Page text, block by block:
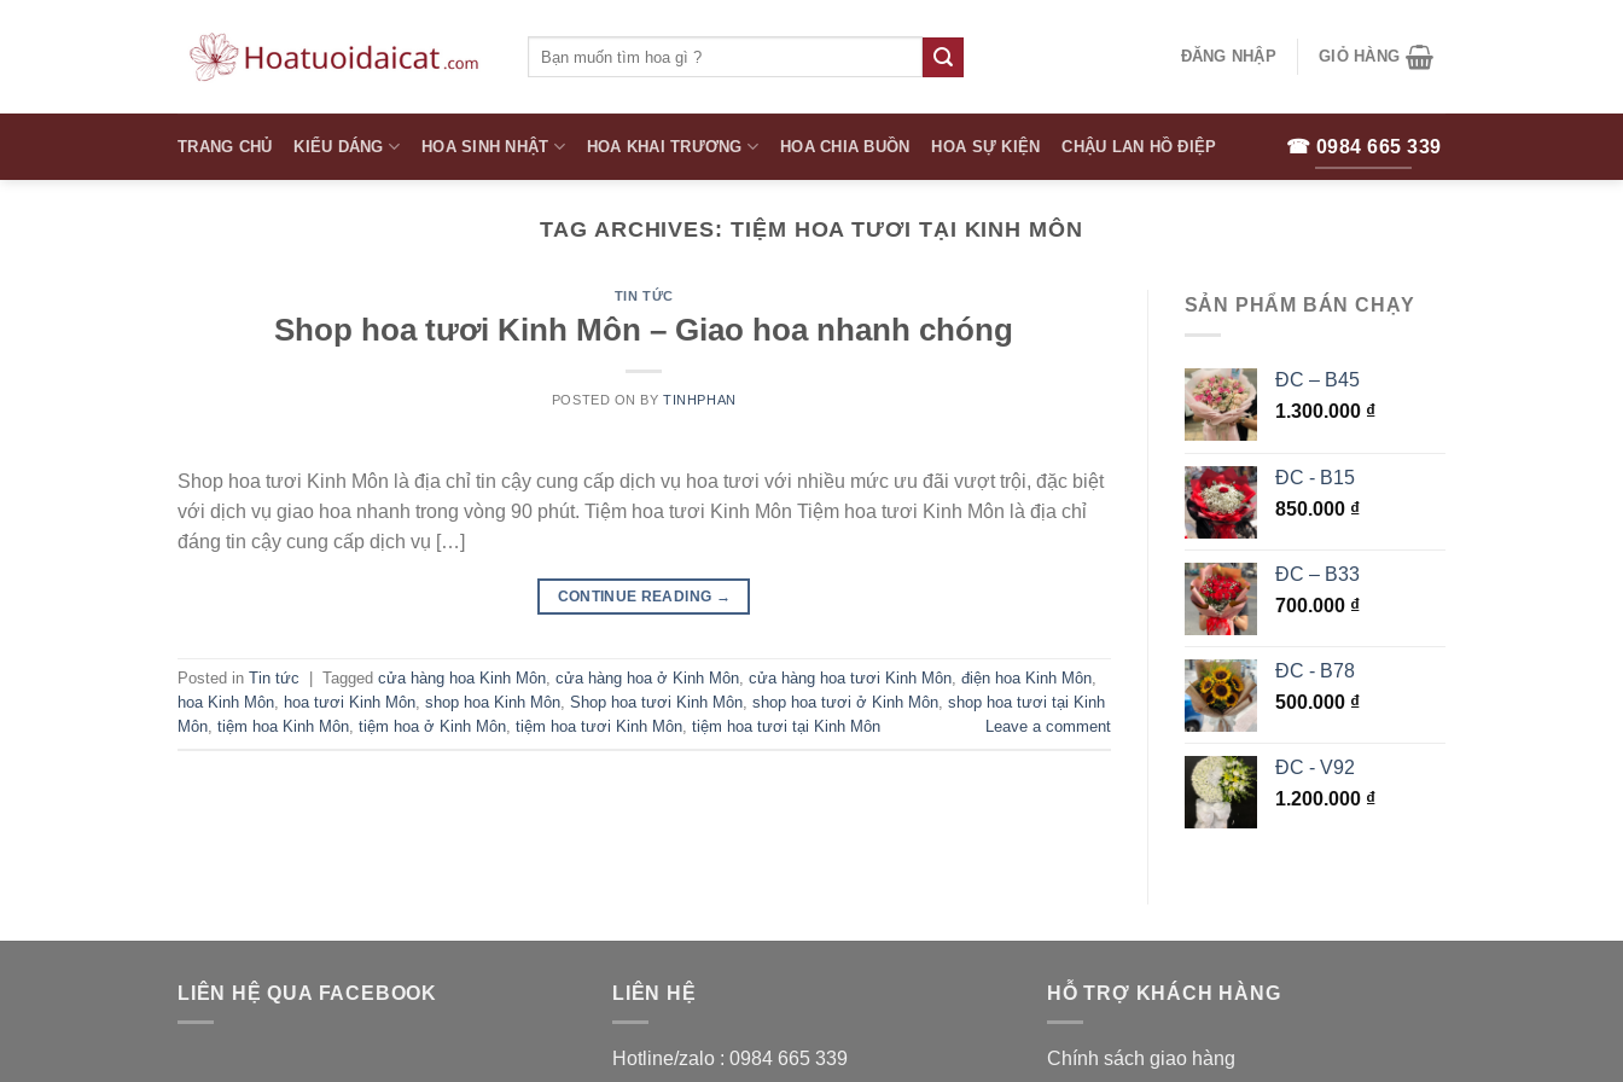
kiếm:
ĐĂNG NHẬP GIỎ HÀNG
TRANG CHỦ KIỂU DÁNG HOA SINH NHẬT HOA KHAI TRƯƠNG HOA CHIA BUỒN HOA SỰ KIỆN CHẬU LAN HỒ ĐIỆP ☎ 0984 665 339
TAG ARCHIVES: TIỆM HOA TƯƠI TẠI KINH MÔN
TIN TỨC
Shop hoa tươi Kinh Môn – Giao hoa nhanh chóng
POSTED ON BYTINHPHAN
Shop hoa tươi Kinh Môn là địa chỉ tin cậy cung cấp dịch vụ hoa tươi với nhiều mức ưu đãi vượt trội, đặc biệt
với dịch vụ giao hoa nhanh trong vòng 90 phút. Tiệm hoa tươi Kinh Môn Tiệm hoa tươi Kinh Môn là địa chỉ
đáng tin cậy cung cấp dịch vụ […]
CONTINUE READING →
Posted in Tin tức Tagged cửa hàng hoa Kinh Môn, cửa hàng hoa ở Kinh Môn, cửa hàng hoa tươi Kinh Môn, điện hoa Kinh Môn,
hoa Kinh Môn, hoa tươi Kinh Môn, shop hoa Kinh Môn, Shop hoa tươi Kinh Môn, shop hoa tươi ở Kinh Môn, shop hoa tươi tại Kinh
Môn, tiệm hoa Kinh Môn, tiệm hoa ở Kinh Môn, tiệm hoa tươi Kinh Môn, tiệm hoa tươi tại Kinh Môn Leave a comment
SẢN PHẨM BÁN CHẠY
ĐC – B45
1.300.000 ₫
ĐC - B15
850.000 ₫
ĐC – B33
700.000 ₫
ĐC - B78
500.000 ₫
ĐC - V92
1.200.000 ₫
LIÊN HỆ QUA FACEBOOK LIÊN HỆ
Hotline/zalo : 0984 665 339
HỖ TRỢ KHÁCH HÀNG
Chính sách giao hàng